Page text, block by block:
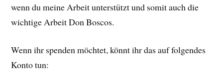
wenn du meine Arbeit unterstützt und somit auch die
wichtige Arbeit Don Boscos.
Wenn ihr spenden möchtet, könnt ihr das auf folgendes
Konto tun: